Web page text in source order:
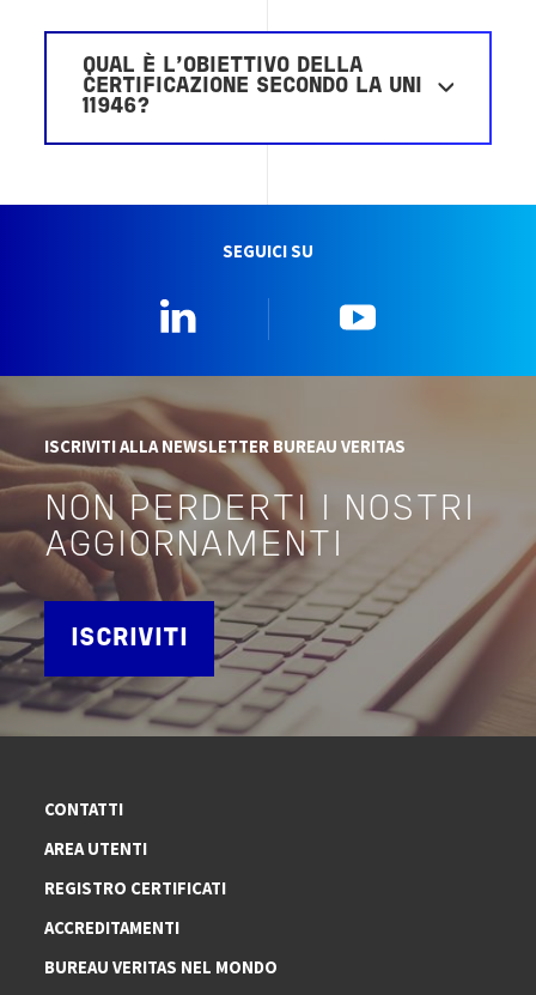
QUAL È L’OBIETTIVO DELLA
CERTIFICAZIONE SECONDO LA UNI
11946?
SEGUICI SU
ISCRIVITI ALLA NEWSLETTER BUREAU VERITAS
NON PERDERTI I NOSTRI
AGGIORNAMENTI
ISCRIVITI
CONTATTI
AREA UTENTI
REGISTRO CERTIFICATI
ACCREDITAMENTI
BUREAU VERITAS NEL MONDO